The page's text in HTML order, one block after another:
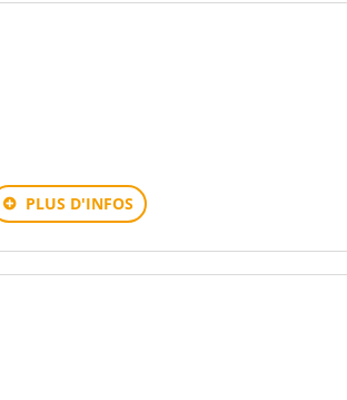
PLUS D'INFOS